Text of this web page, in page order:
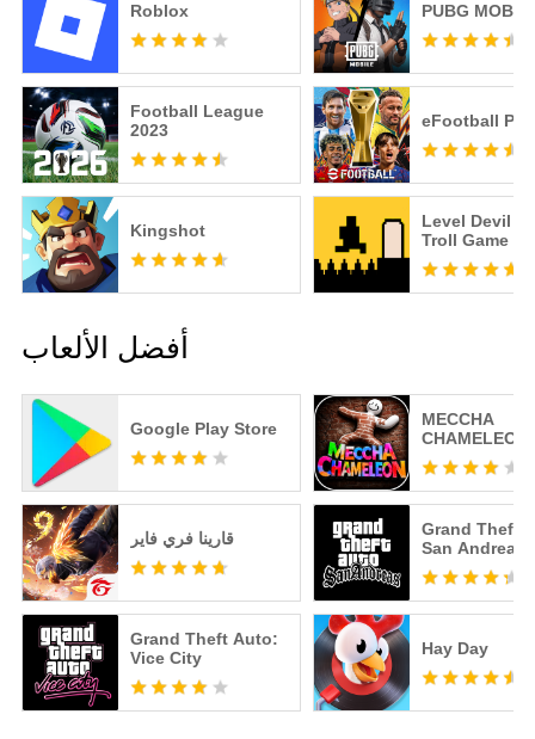
Roblox PUBG
Football League
2023
eFootball
Kingshot
Level Devil -
Troll Game
أفضل الألعاب
Google Play Store
قارينا فري فاير
Grand Theft Auto:
Vice City
MECCHA
CHAMELEON
Grand Theft
San Andreas
Hay Day